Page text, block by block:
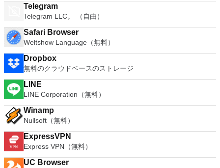
Telegram
Telegram LLC。 （自由）
Safari Browser
Weltshow Language（無料）
Dropbox
無料のクラウドベースのストレージ
LINE
LINE Corporation（無料）
Winamp
Nullsoft（無料）
ExpressVPN
Express VPN（無料）
UC Browser